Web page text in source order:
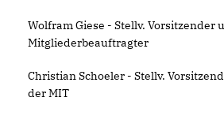
Wolfram Giese - Stellv. Vorsitzender
Mitgliederbeauftragter
Christian Schoeler - Stellv.
der MIT